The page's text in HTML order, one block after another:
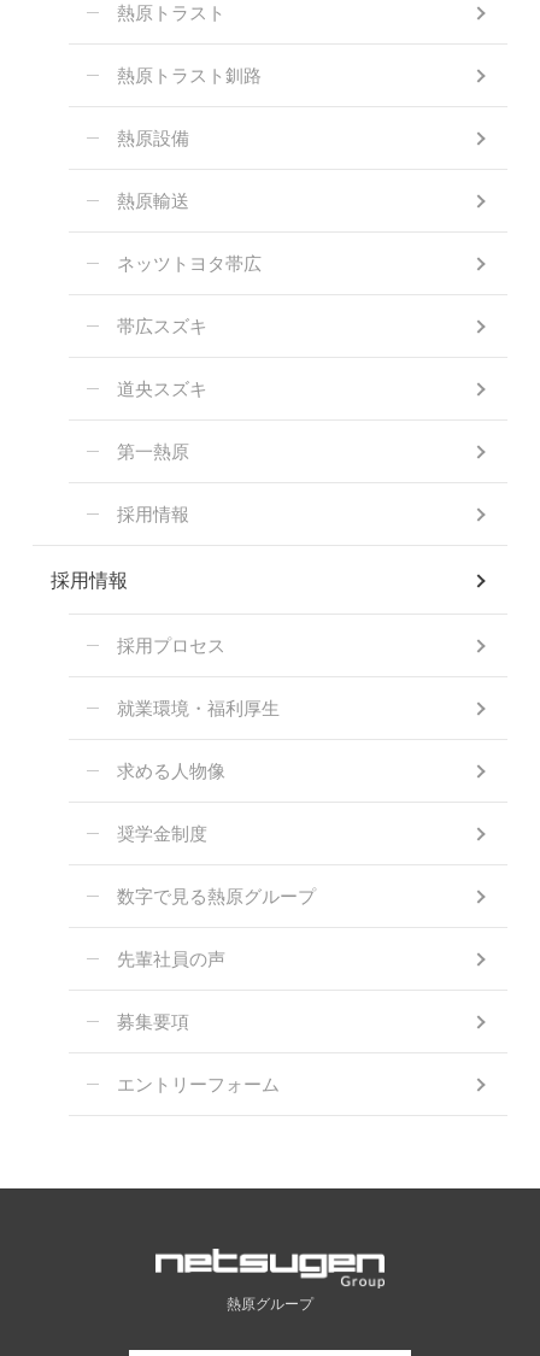
熱原トラスト
熱原トラスト釧路
熱原設備
熱原輸送
ネッツトヨタ帯広
帯広スズキ
道央スズキ
第一熱原
採用情報
採用情報
採用プロセス
就業環境・福利厚生
求める人物像
奨学金制度
数字で見る熱原グループ
先輩社員の声
募集要項
エントリーフォーム
熱原グループ